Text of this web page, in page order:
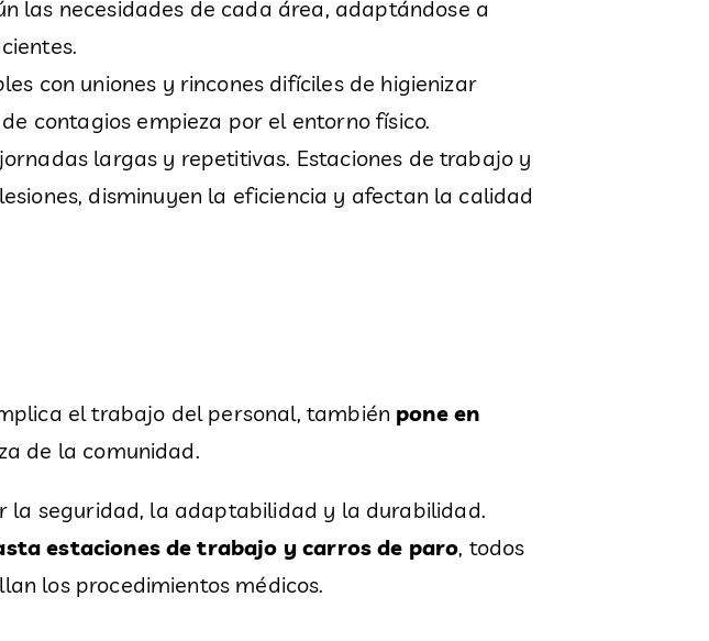
las necesidades de cada área, adaptándose a
con uniones y rincones difíciles de higienizar
contagios empieza por el entorno físico.
largas y repetitivas. Estaciones de trabajo y
disminuyen la eficiencia y afectan la calidad
el trabajo del personal, también pone en
de la comunidad.
la seguridad, la adaptabilidad y la durabilidad.
estaciones de trabajo y carros de paro, todos
los procedimientos médicos.